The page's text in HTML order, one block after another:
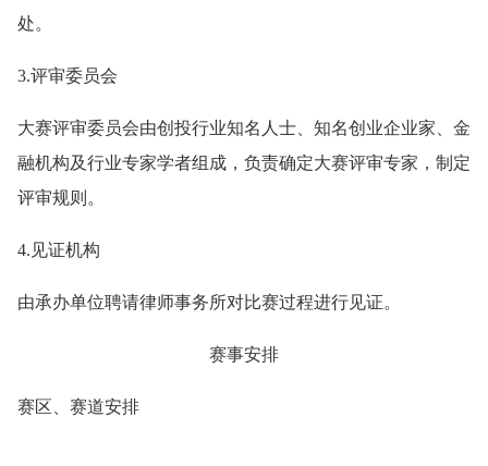
处。
3.评审委员会
大赛评审委员会由创投行业知名人士、知名创业企业家、金
融机构及行业专家学者组成，负责确定大赛评审专家，制定
评审规则。
4.见证机构
由承办单位聘请律师事务所对比赛过程进行见证。
赛事安排
赛区、赛道安排